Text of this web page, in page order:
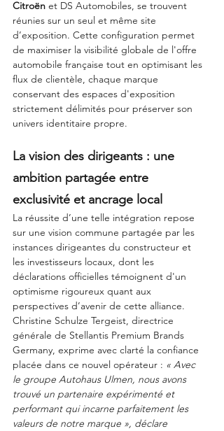
Citroën et DS Automobiles, se trouvent
réunies sur un seul et même site
d’exposition. Cette configuration permet
de maximiser la visibilité globale de l'offre
automobile française tout en optimisant les
flux de clientèle, chaque marque
conservant des espaces d'exposition
strictement délimités pour préserver son
univers identitaire propre.
La vision des dirigeants : une
ambition partagée entre
exclusivité et ancrage local
La réussite d’une telle intégration repose
sur une vision commune partagée par les
instances dirigeantes du constructeur et
les investisseurs locaux, dont les
déclarations officielles témoignent d'un
optimisme rigoureux quant aux
perspectives d’avenir de cette alliance.
Christine Schulze Tergeist, directrice
générale de Stellantis Premium Brands
Germany, exprime avec clarté la confiance
placée dans ce nouvel opérateur : « Avec
le groupe Autohaus Ulmen, nous avons
trouvé un partenaire expérimenté et
performant qui incarne parfaitement les
valeurs de notre marque », déclare